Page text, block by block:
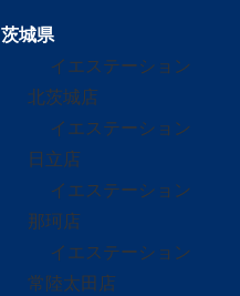
茨城県
イエステーション
北茨城店
イエステーション
日立店
イエステーション
那珂店
イエステーション
常陸太田店